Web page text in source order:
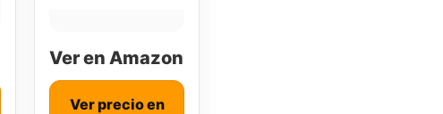
Ver en Amazon
Ver precio en